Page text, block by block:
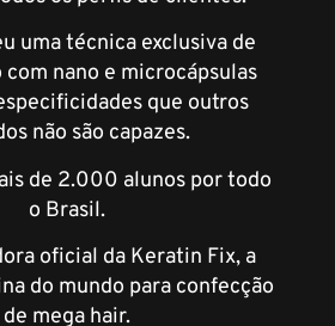
uma técnica exclusiva de
nano e microcápsulas
que outros
não são capazes.
de 2.000 alunos por todo
o Brasil.
oficial da Keratin Fix, a
do mundo para confecção
de mega hair.